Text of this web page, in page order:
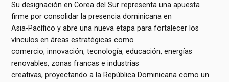
Su designación en Corea del Sur representa una apuesta
firme por consolidar la presencia dominicana en
Asia-Pacífico y abre una nueva etapa para fortalecer los
vínculos en áreas estratégicas como
comercio, innovación, tecnología, educación, energías
renovables, zonas francas e industrias
creativas, proyectando a la República Dominicana como un